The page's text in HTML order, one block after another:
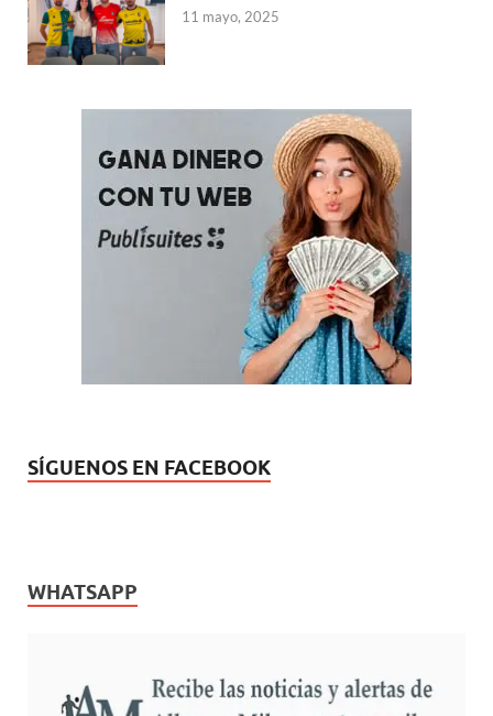
11 mayo, 2025
SÍGUENOS EN FACEBOOK
WHATSAPP